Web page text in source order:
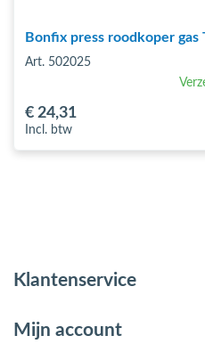
Bonfix press roodkoper gas
Art. 502025
€ 24,31
Incl. btw
Klantenservice
Mijn account